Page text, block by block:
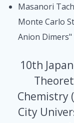
Masanori
Monte Carlo
Anion Dimers"
10th
Chemistry
City